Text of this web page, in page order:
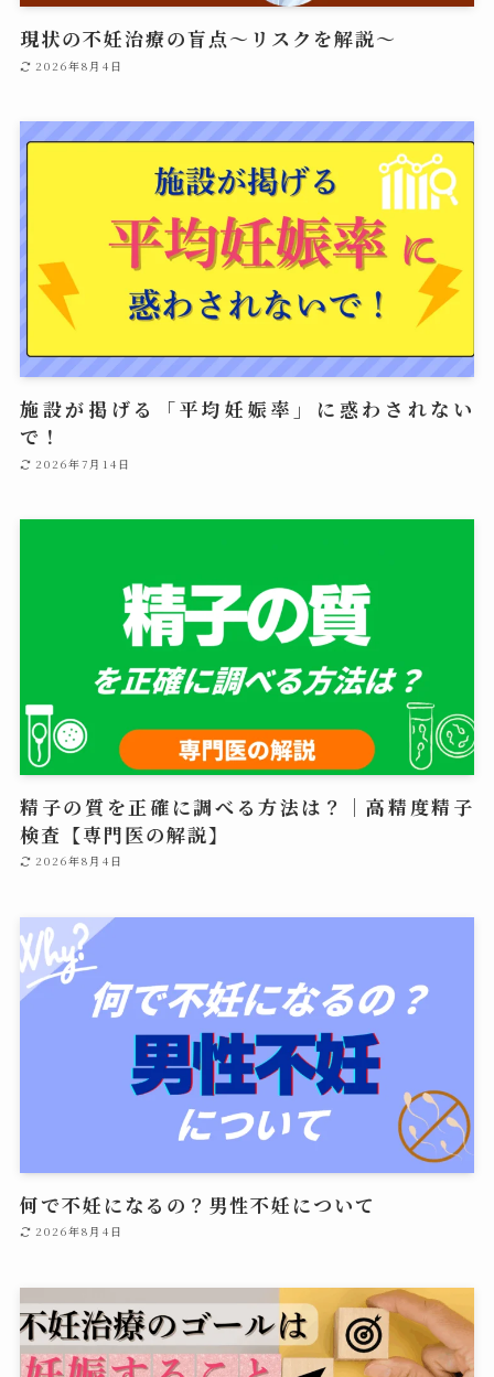
現状の不妊治療の盲点～リスクを解説～
2026年8月4日
施設が掲げる「平均妊娠率」に惑わされない
で！
2026年7月14日
精子の質を正確に調べる方法は？｜高精度精子
検査【専門医の解説】
2026年8月4日
何で不妊になるの？男性不妊について
2026年8月4日